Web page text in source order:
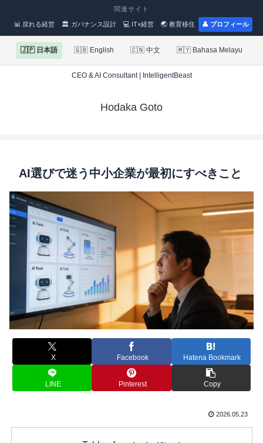
関連サイト
📊 戻れる経営 🏛 ガバナンス設計 💻 IT×経営 🌏 教育移住 👤 プロフィール
🇯🇵 日本語 🇬🇧 English 🇨🇳 中文 🇲🇾 Bahasa Melayu
CEO & AI Consultant | IntelligentBeast
Hodaka Goto
AI選びで迷う中小企業が最初にすべきこと
X Facebook Hatena Bookmark
LINE Pinterest Copy
2026.05.23